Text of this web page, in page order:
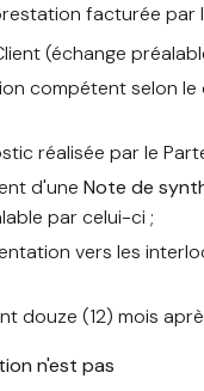
facturée par
(échange
compétent selon
réalisée par le
d'une Note de
par celui-ci ;
vers les
douze (12) mois
n'est pas